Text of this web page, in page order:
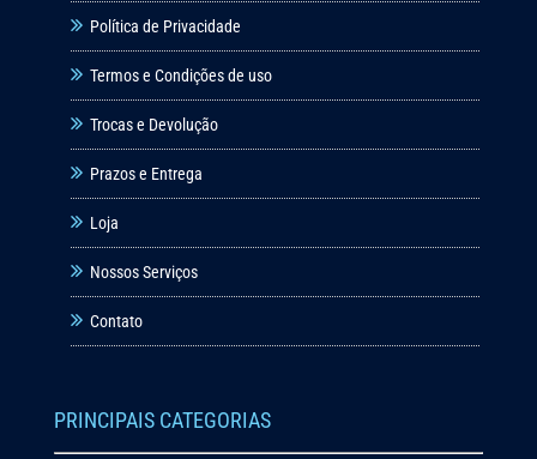
Política de Privacidade
Termos e Condições de uso
Trocas e Devolução
Prazos e Entrega
Loja
Nossos Serviços
Contato
PRINCIPAIS CATEGORIAS